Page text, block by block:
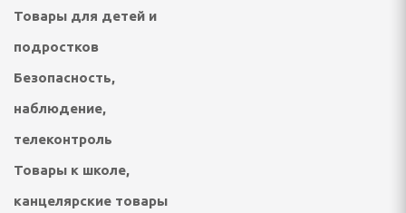
ростеры,
Товары для детей и
подростков
Безопасность,
наблюдение,
телеконтроль
Товары к школе,
канцелярские товары